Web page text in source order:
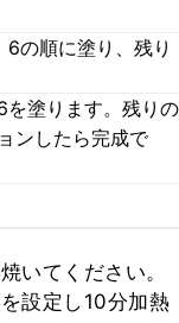
の順に塗り、残り
塗ります。残りの
ンしたら完成で
いてください。
設定し10分加熱